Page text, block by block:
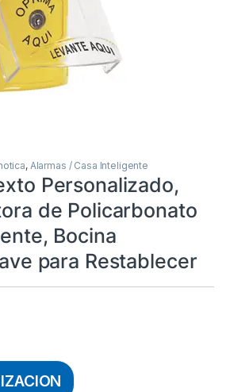
, Alarmas / Casa Inteligente
Personalizado,
de Policarbonato
Bocina
para Restablecer